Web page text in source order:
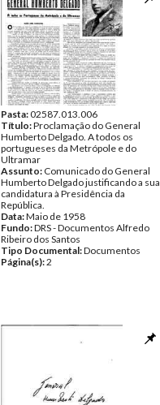
Pasta:02587.013.006
Título:Proclamação do General
Humberto Delgado. A todos os
portugueses da Metrópole e do
Ultramar
Assunto: Comunicado do General
Humberto Delgado justificando a sua
candidatura à Presidência da
República.
Data:Maio de 1958
Fundo:DRS - Documentos Alfredo
Ribeiro dos Santos
Tipo Documental:Documentos
Página(s):2